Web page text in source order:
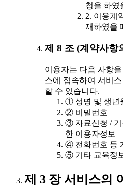
청을 하였
2. 이용계
재하였을
제 8 조 (계약사항
이용자는 다음 사항
스에 접속하여 서비
할 수 있습니다.
① 성명 및 생년
② 비밀번호
③ 자료신청 / 기
한 이용자정보
④ 전화번호 등
⑤ 기타 교육정
제 3 장 서비스의